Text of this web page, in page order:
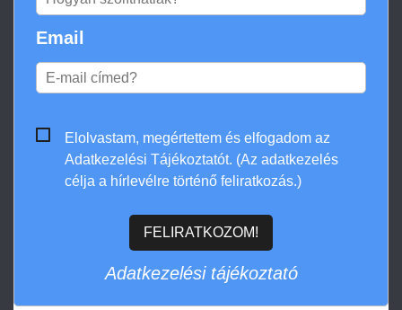
Email
Elolvastam, megértettem és elfogadom az
Adatkezelési Tájékoztatót. (Az adatkezelés
célja a hírlevélre történő feliratkozás.)
FELIRATKOZOM!
Adatkezelési tájékoztató